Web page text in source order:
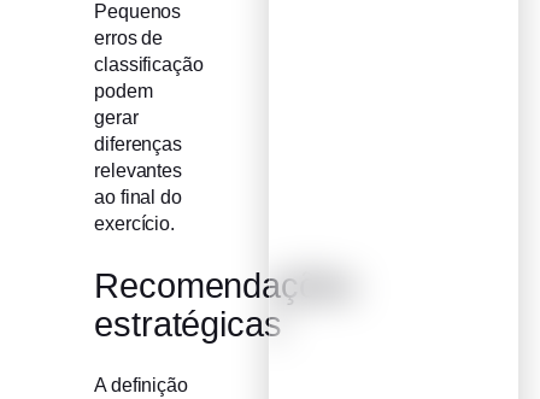
Pequenos
erros de
classificação
podem
gerar
diferenças
relevantes
ao final do
exercício.
Recomendações
estratégicas
A definição